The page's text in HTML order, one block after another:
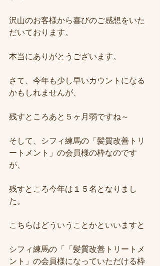
沢山のお客様から喜びのご感想をいた
だいております。
本当にありがとうございます。
さて、今年も少し早いカウントになる
かもしれませんが、
残すところあと５ヶ月弱ですね～
そして、シフィ練馬の「髪質改善トリ
ートメント」の会員様の枠なのです
が、
残すところ今年は１５名となりまし
た。
こちらはどういうことかといいますと
シフィ練馬の「「髪質改善トリートメ
ント」の会員様になっていただける枠